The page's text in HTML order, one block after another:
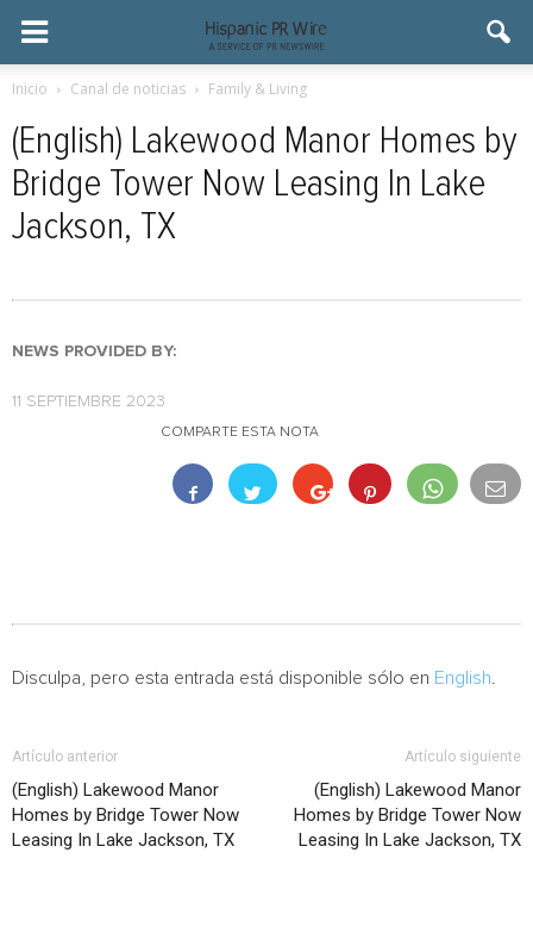
Inicio Canal de noticias Family & Living
(English) Lakewood Manor Homes by
Bridge Tower Now Leasing In Lake
Jackson, TX
NEWS PROVIDED BY:
11 SEPTIEMBRE 2023
COMPARTE ESTA NOTA
Disculpa, pero esta entrada está disponible sólo en English
Artículo anterior
(English) Lakewood Manor
Homes by Bridge Tower Now
Leasing In Lake Jackson, TX
Artículo siguiente
(English) Lakewood Manor
Homes by Bridge Tower Now
Leasing In Lake Jackson, TX